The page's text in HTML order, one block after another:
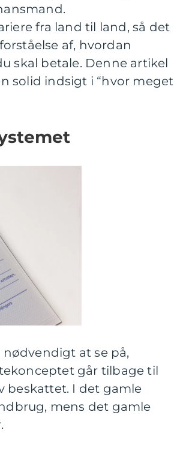
fra land til land, så det
af, hvordan
skal betale. Denne artikel
solid indsigt i “hvor meget
at se på,
går tilbage til
beskattet. I det gamle
mens det gamle